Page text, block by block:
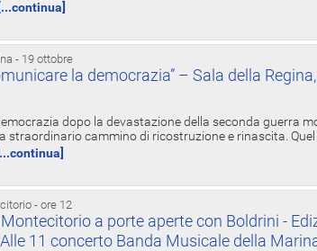
[...continua]
- 19 ottobre
la democrazia” – Sala della
dopo la devastazione della seconda guerra
straordinario cammino di ricostruzione e rinascita.
- ore 12
a porte aperte con Boldrini -
11 concerto Banda Musicale della